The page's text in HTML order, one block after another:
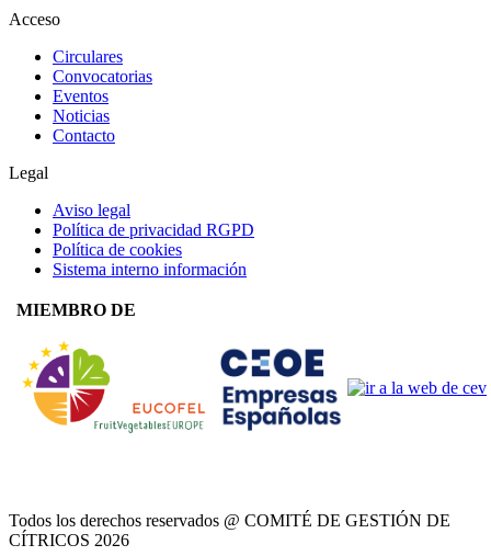
Acceso
Circulares
Convocatorias
Eventos
Noticias
Contacto
Legal
Aviso legal
Política de privacidad RGPD
Política de cookies
Sistema interno información
MIEMBRO DE
Todos los derechos reservados @ COMITÉ DE GESTIÓN DE
CÍTRICOS 2026